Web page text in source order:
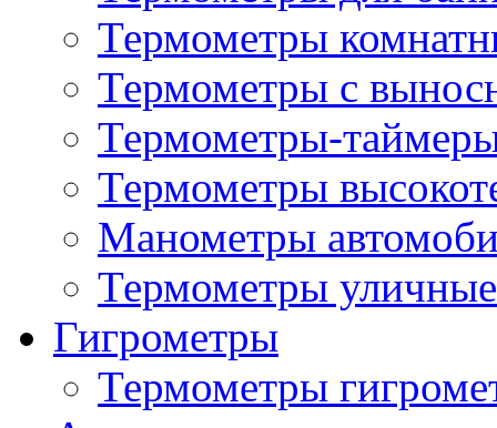
Термометры
Термометры с
Термометры-
Термометры
Манометры
Термометры уличные
Гигрометры
Термометры